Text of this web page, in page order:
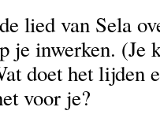
lied van Sela
je inwerken. (Je
doet het lijden
voor je?